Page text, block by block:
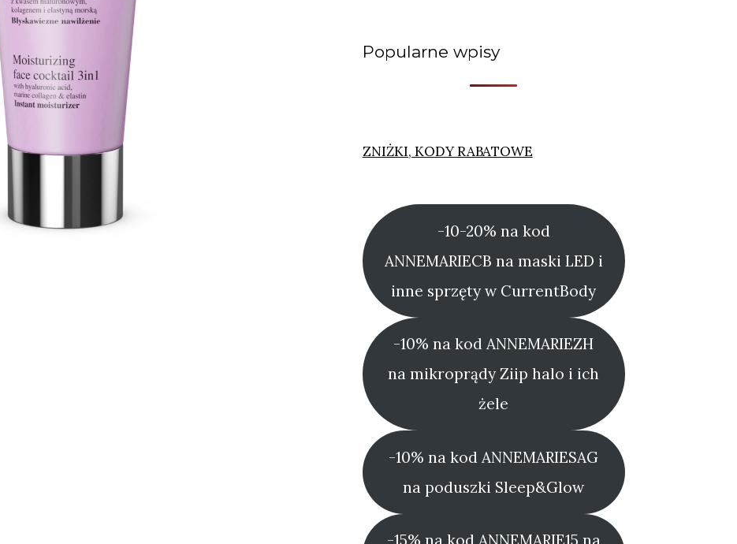
Popularne wpisy
ZNIŻKI, KODY RABATOWE
-10-20% na kod
ANNEMARIECB na maski LED i
inne sprzęty w CurrentBody
-10% na kod ANNEMARIEZH
na mikroprądy Ziip halo i ich
żele
-10% na kod ANNEMARIESAG
na poduszki Sleep&Glow